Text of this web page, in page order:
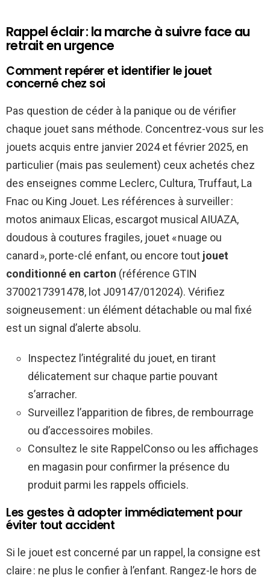
Rappel éclair : la marche à suivre face au
retrait en urgence
Comment repérer et identifier le jouet
concerné chez soi
Pas question de céder à la panique ou de vérifier
chaque jouet sans méthode. Concentrez-vous sur les
jouets acquis entre janvier 2024 et février 2025, en
particulier (mais pas seulement) ceux achetés chez
des enseignes comme Leclerc, Cultura, Truffaut, La
Fnac ou King Jouet. Les références à surveiller :
motos animaux Elicas, escargot musical AIUAZA,
doudous à coutures fragiles, jouet « nuage ou
canard », porte-clé enfant, ou encore tout jouet
conditionné en carton (référence GTIN
3700217391478, lot J09147/012024). Vérifiez
soigneusement : un élément détachable ou mal fixé
est un signal d’alerte absolu.
Inspectez l’intégralité du jouet, en tirant
délicatement sur chaque partie pouvant
s’arracher.
Surveillez l’apparition de fibres, de rembourrage
ou d’accessoires mobiles.
Consultez le site RappelConso ou les affichages
en magasin pour confirmer la présence du
produit parmi les rappels officiels.
Les gestes à adopter immédiatement pour
éviter tout accident
Si le jouet est concerné par un rappel, la consigne est
claire : ne plus le confier à l’enfant. Rangez-le hors de